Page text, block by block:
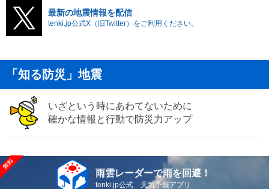
最新の地震情報を配信
tenki.jp公式X（旧Twitter）をご利用ください。
「知る防災」地震
いざという時にあわてないために
確かな情報と行動で防災力アップ
雨雲レーダーで雨を回避！
tenki.jp公式 天気予報アプリ